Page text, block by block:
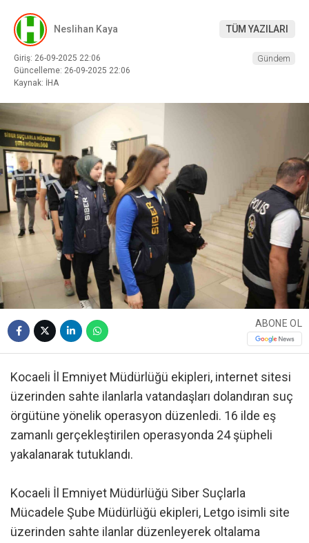
Neslihan Kaya TÜM YAZILARI
Giriş: 26-09-2025 22:06
Güncelleme: 26-09-2025 22:06
Kaynak: İHA
Gündem
ABONE OL
Kocaeli İl Emniyet Müdürlüğü ekipleri, internet sitesi
üzerinden sahte ilanlarla vatandaşları dolandıran suç
örgütüne yönelik operasyon düzenledi. 16 ilde eş
zamanlı gerçekleştirilen operasyonda 24 şüpheli
yakalanarak tutuklandı.
Kocaeli İl Emniyet Müdürlüğü Siber Suçlarla
Mücadele Şube Müdürlüğü ekipleri, Letgo isimli site
üzerinden sahte ilanlar düzenleyerek oltalama